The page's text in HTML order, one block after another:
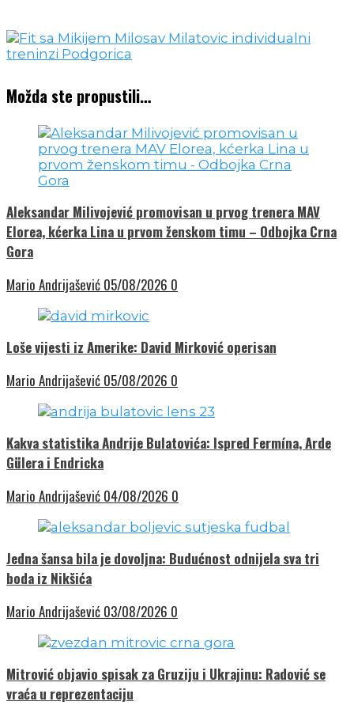
Možda ste propustili…
Aleksandar Milivojević promovisan u prvog trenera MAV
Elorea, kćerka Lina u prvom ženskom timu – Odbojka Crna
Gora
Mario Andrijašević 05/08/2026 0
Loše vijesti iz Amerike: David Mirković operisan
Mario Andrijašević 05/08/2026 0
Kakva statistika Andrije Bulatovića: Ispred Fermína, Arde
Gülera i Endricka
Mario Andrijašević 04/08/2026 0
Jedna šansa bila je dovoljna: Budućnost odnijela sva tri
boda iz Nikšića
Mario Andrijašević 03/08/2026 0
Mitrović objavio spisak za Gruziju i Ukrajinu: Radović se
vraća u reprezentaciju